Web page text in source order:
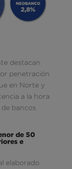
destacan
penetración
en Norte y
a la hora
bancos
de 50
e
elaborado